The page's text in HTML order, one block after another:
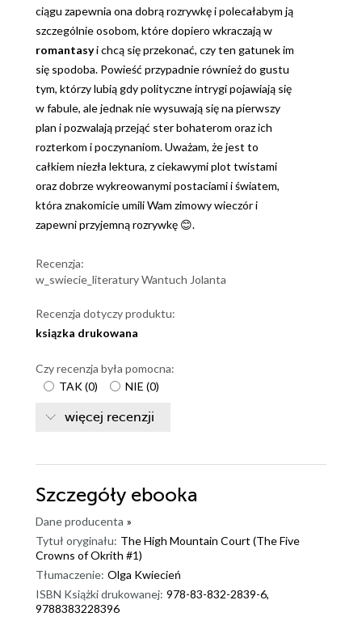
ciągu zapewnia ona dobrą rozrywkę i polecałabym ją
szczególnie osobom, które dopiero wkraczają w
romantasyi chcą się przekonać, czy ten gatunek im
się spodoba. Powieść przypadnie również do gustu
tym, którzy lubią gdy polityczne intrygi pojawiają się
w fabule, ale jednak nie wysuwają się na pierwszy
plan i pozwalają przejąć ster bohaterom oraz ich
rozterkom i poczynaniom. Uważam, że jest to
całkiem niezła lektura, z ciekawymi plot twistami
oraz dobrze wykreowanymi postaciami i światem,
która znakomicie umili Wam zimowy wieczór i
zapewni przyjemną rozrywkę 😊.
Recenzja:
w_swiecie_literatury Wantuch Jolanta
Recenzja dotyczy produktu:
ksiązka drukowana
Czy recenzja była pomocna:
TAK(0) NIE (0)
więcej recenzji
Szczegóły ebooka
Dane producenta »
Tytuł oryginału: The High Mountain Court (The Five
Crowns of Okrith #1)
Tłumaczenie: Olga Kwiecień
ISBN Książki drukowanej: 978-83-832-2839-6,
9788383228396